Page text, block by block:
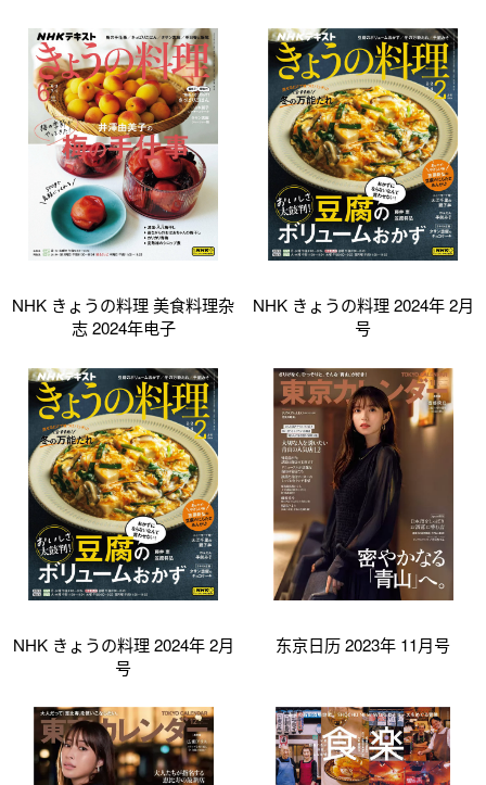
NHK きょうの料理 美食料理杂
志 2024年电子
NHK きょうの料理 2024年 2月
号
NHK きょうの料理 2024年 2月
号
东京日历 2023年 11月号